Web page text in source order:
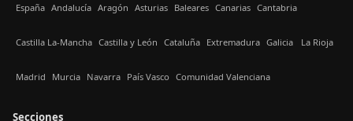
España Andalucía Aragón Asturias Baleares Canarias Cantabria
Castilla La-Mancha Castilla y León Cataluña Extremadura Galicia La Rioja
Madrid Murcia Navarra País Vasco Comunidad Valenciana
Secciones